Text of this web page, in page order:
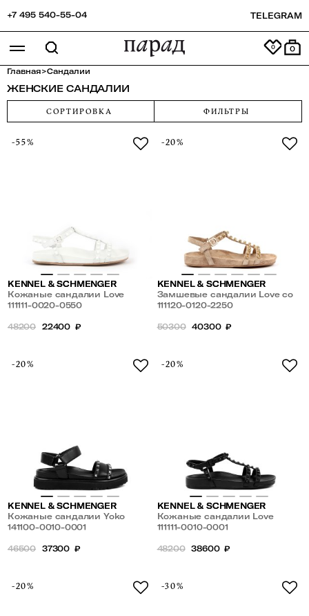
+7 495 540-55-04 TELEGRAM
0
Главная>Сандалии
ЖЕНСКИЕ САНДАЛИИ
СОРТИРОВКА ФИЛЬТРЫ
-55%
KENNEL & SCHMENGER
Кожаные сандалии Love
111111-0020-0550
48200 22400 ₽
-20%
KENNEL & SCHMENGER
Замшевые сандалии Love со
стразами
111120-0120-2250
50300 40300 ₽
-20%
KENNEL & SCHMENGER
Кожаные сандалии Yoko
141100-0010-0001
46500 37300 ₽
-20%
KENNEL & SCHMENGER
Кожаные сандалии Love
111111-0010-0001
48200 38600 ₽
-20% -30%